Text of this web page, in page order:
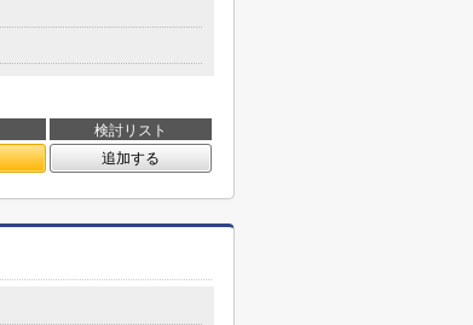
検討リスト
追加する